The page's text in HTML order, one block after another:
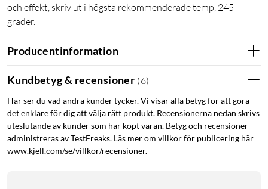
och effekt, skriv ut i högsta rekommenderade temp, 245
grader.
Producentinformation
Kundbetyg & recensioner (6)
Här ser du vad andra kunder tycker. Vi visar alla betyg för att göra
det enklare för dig att välja rätt produkt. Recensionerna nedan skrivs
uteslutande av kunder som har köpt varan. Betyg och recensioner
administreras av TestFreaks. Läs mer om villkor för publicering här
www.kjell.com/se/villkor/recensioner.